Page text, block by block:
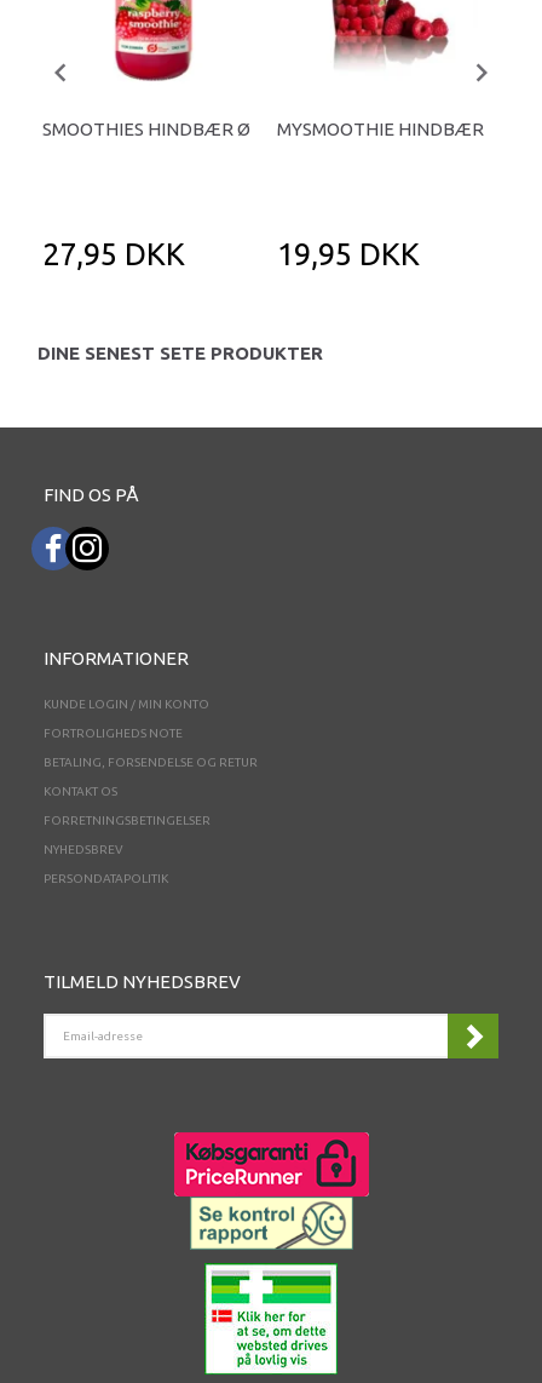
SMOOTHIES HINDBÆR Ø
27,95 DKK
MYSMOOTHIE HINDBÆR
19,95 DKK
DINE SENEST SETE PRODUKTER
FIND OS PÅ
INFORMATIONER
KUNDE LOGIN / MIN KONTO
FORTROLIGHEDS NOTE
BETALING, FORSENDELSE OG RETUR
KONTAKT OS
FORRETNINGSBETINGELSER
NYHEDSBREV
PERSONDATAPOLITIK
TILMELD NYHEDSBREV
ADRESSE